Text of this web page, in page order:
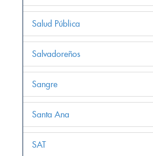
Salud Pública
Salvadoreños
Sangre
Santa Ana
SAT